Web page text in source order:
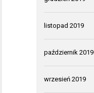
listopad 2019
październik 2019
wrzesień 2019